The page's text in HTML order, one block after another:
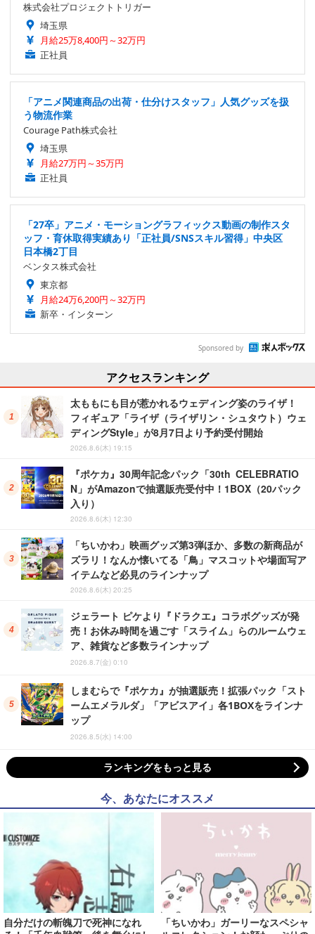
株式会社プロジェクトトリガー
埼玉県
月給25万8,400円～32万円
正社員
「アニメ関連商品の出荷・仕分けスタッフ」人気グッズを扱
う物流作業
Courage Path株式会社
埼玉県
月給27万円～35万円
正社員
「27卒」アニメ・モーショングラフィックス動画の制作スタ
ッフ・育休取得実績あり「正社員/SNSスキル習得」中央区
日本橋2丁目
ベンタス株式会社
東京都
月給24万6,200円～32万円
新卒・インターン
Sponsored by
アクセスランキング
太ももにも目が惹かれるウェディング姿のライザ！
フィギュア「ライザ（ライザリン・シュタウト）ウェ
ディングStyle」が8月7日より予約受付開始
2026.8.6(木) 19:15
『ポケカ』30周年記念パック「30th CELEBRATIO
N」がAmazonで抽選販売受付中！1BOX（20パック
入り）
2026.8.6(木) 12:30
「ちいかわ」映画グッズ第3弾ほか、多数の新商品が
ズラリ！なんか懐いてる「鳥」マスコットや場面写ア
イテムなど必見のラインナップ
2026.8.6(木) 20:25
ジェラート ピケより『ドラクエ』コラボグッズが発
売！お休み時間を過ごす「スライム」らのルームウェ
ア、雑貨など多数ラインナップ
2026.8.7(金) 0:10
しまむらで『ポケカ』が抽選販売！拡張パック「スト
ームエメラルダ」「アビスアイ」各1BOXをラインナ
ップ
2026.8.5(水) 14:00
ランキングをもっと見る
今、あなたにオススメ
自分だけの斬魄刀で死神になれ
「ちいかわ」ガーリーなスペシャ